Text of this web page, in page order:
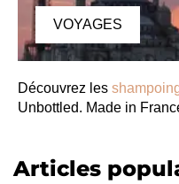
VOYAGES
Découvrez les
Unbottled. Made in
Articles